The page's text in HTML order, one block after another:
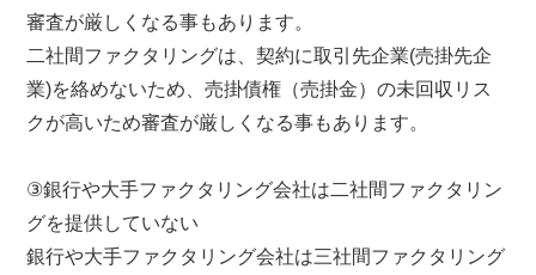
審査が厳しくなる事もあります。
二社間ファクタリングは、契約に取引先企業(売掛先企
業)を絡めないため、売掛債権（売掛金）の未回収リス
クが高いため審査が厳しくなる事もあります。
③銀行や大手ファクタリング会社は二社間ファクタリン
グを提供していない
銀行や大手ファクタリング会社は三社間ファクタリング